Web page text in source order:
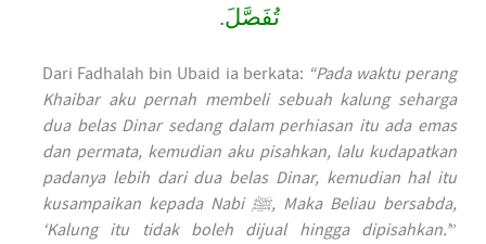
تُفَصَّلَ.
Dari Fadhalah bin Ubaid ia berkata: “Pada waktu perang
Khaibar aku pernah membeli sebuah kalung seharga
dua belas Dinar sedang dalam perhiasan itu ada emas
dan permata, kemudian aku pisahkan, lalu kudapatkan
padanya lebih dari dua belas Dinar, kemudian hal itu
kusampaikan kepada Nabi ﷺ, Maka Beliau bersabda,
‘Kalung itu tidak boleh dijual hingga dipisahkan.’”